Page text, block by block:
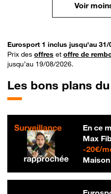
Voir
Eurosport 1 inclus jusqu'au 31/
Prix des offres et offre de
jusqu’au 19/08/2026.
Les bons plans
En ce
Max
-20€/